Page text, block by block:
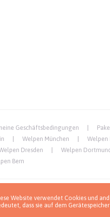
Geschäftsbedingungen
Welpen München
Welpen
Dresden
Welpen
Bern
Website verwendet Cookies und
dass sie auf dem